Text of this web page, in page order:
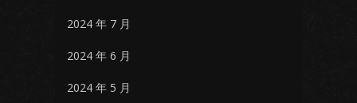
2024 年 7 月
2024 年 6 月
2024 年 5 月